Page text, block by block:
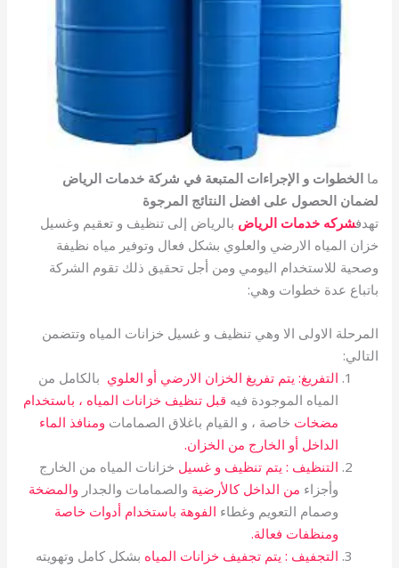
ماالخطوات و الإجراءات المتبعة في شركة خدمات الرياض
لضمان الحصول على افضل النتائج المرجوة
تهدفشركه خدمات الرياض بالرياض إلى تنظيف و تعقيم وغسيل
خزان المياه الارضي والعلوي بشكل فعال وتوفير مياه نظيفة
وصحية للاستخدام اليومي ومن أجل تحقيق ذلك تقوم الشركة
باتباع عدة خطوات وهي:
المرحلة الاولى الا وهي تنظيف و غسيل خزانات المياه وتتضمن
التالي:
التفريغ: يتم تفريغ الخزان الارضي أو العلوي بالكامل من
المياه الموجودة فيه قبل تنظيف خزانات المياه ، باستخدام
مضخات خاصة ، و القيام باغلاق الصمامات ومنافذ الماء
الداخل أو الخارج من الخزان.
التنظيف : يتم تنظيف و غسيل خزانات المياه من الخارج
وأجزاء من الداخل كالأرضية والصمامات والجدار والمضخة
وصمام التعويم وغطاء الفوهة باستخدام أدوات خاصة
ومنظفات فعالة.
التجفيف : يتم تجفيف خزانات المياه بشكل كامل وتهويته